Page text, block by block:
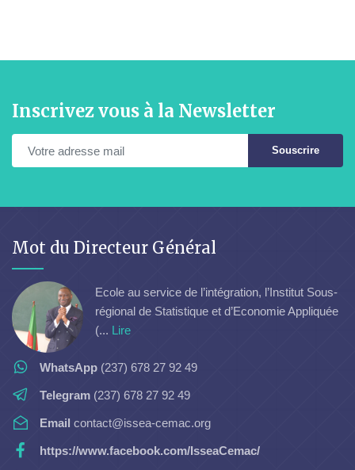
Inscrivez vous à la Newsletter
Souscrire
Mot du Directeur Général
Ecole au service de l’intégration, l’Institut Sous-
régional de Statistique et d’Economie Appliquée
(... Lire
WhatsApp (237) 678 27 92 49
Telegram (237) 678 27 92 49
Email contact@issea-cemac.org
https://www.facebook.com/IsseaCemac/